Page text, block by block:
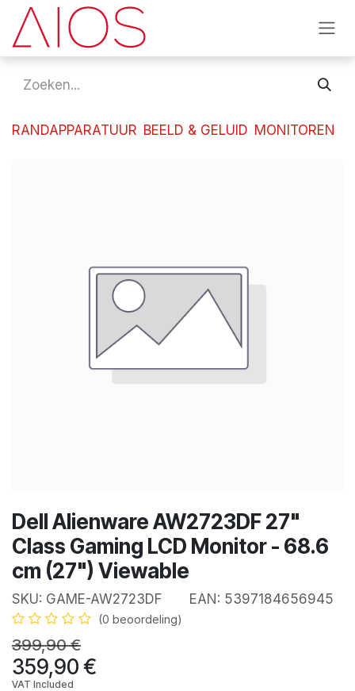
Overslaan naar inhoud
RANDAPPARATUUR BEELD & GELUID MONITOREN
Dell Alienware AW2723DF 27"
Class Gaming LCD Monitor - 68.6
cm (27") Viewable
SKU: GAME-AW2723DF EAN: 5397184656945
(0 beoordeling)
399,90€
359,90€
VAT Included